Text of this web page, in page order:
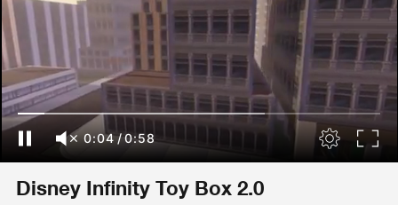
0:04/0:58
Disney Infinity Toy Box 2.0